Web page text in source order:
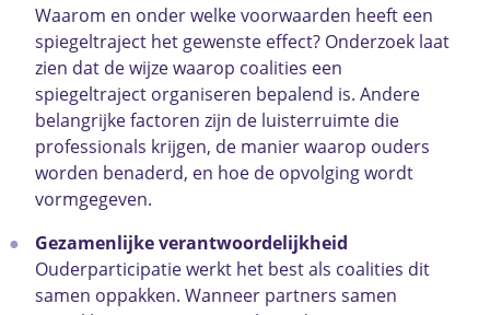
Waarom en onder welke voorwaarden heeft een
spiegeltraject het gewenste effect? Onderzoek laat
zien dat de wijze waarop coalities een
spiegeltraject organiseren bepalend is. Andere
belangrijke factoren zijn de luisterruimte die
professionals krijgen, de manier waarop ouders
worden benaderd, en hoe de opvolging wordt
vormgegeven.
Gezamenlijke verantwoordelijkheid
Ouderparticipatie werkt het best als coalities dit
samen oppakken. Wanneer partners samen